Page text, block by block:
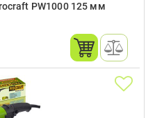
PW1000 125 мм